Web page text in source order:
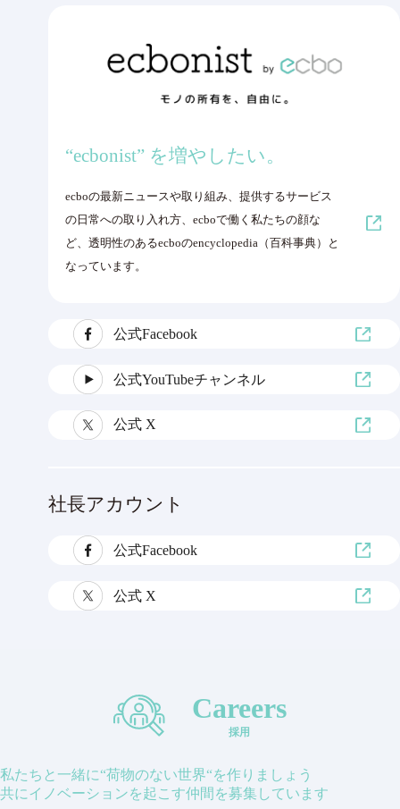
“ecbonist” を増やしたい。
ecboの最新ニュースや取り組み、提供するサービス
の日常への取り入れ方、ecboで働く私たちの顔な
ど、透明性のあるecboのencyclopedia（百科事典）と
なっています。
公式Facebook
公式YouTubeチャンネル
公式 X
社長アカウント
公式Facebook
公式 X
Careers
採用
私たちと一緒に“荷物のない世界“を作りましょう
共にイノベーションを起こす仲間を募集しています